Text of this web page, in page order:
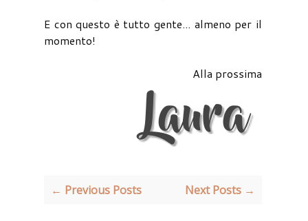
E con questo è tutto gente... almeno per il
momento!
Alla prossima
← Previous Posts Next Posts →